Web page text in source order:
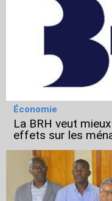
Économie
La BRH veut
effets sur les